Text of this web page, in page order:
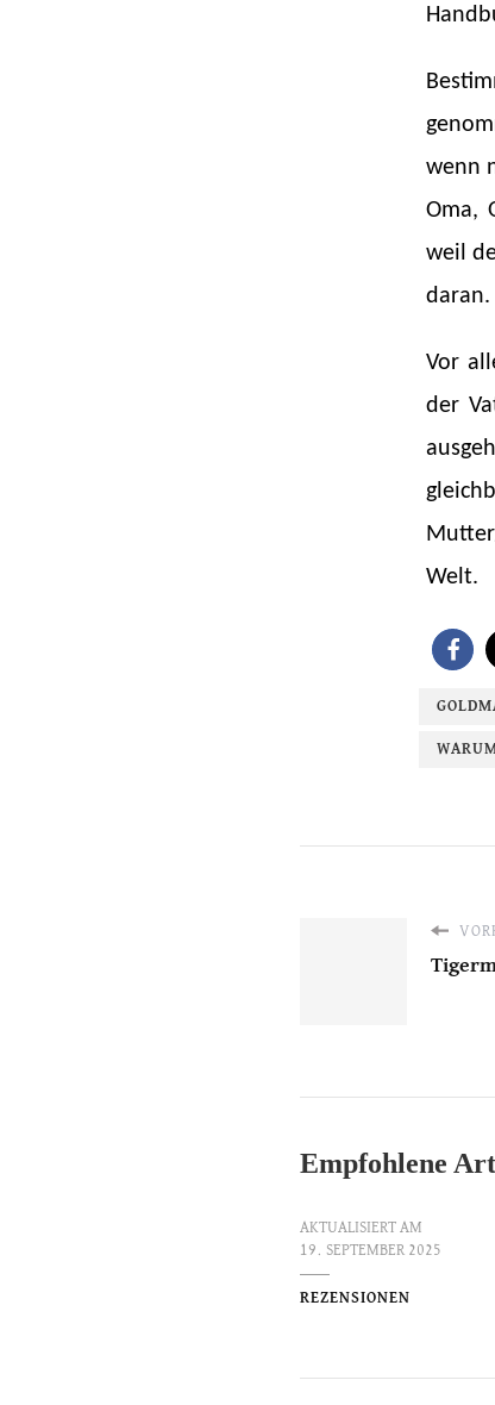
wenn
Oma,
weil
daran.
Vor
der
Welt.
Empfohlene
AKTUALISIERT AM
19. SEPTEMBER 2025
REZENSIONEN